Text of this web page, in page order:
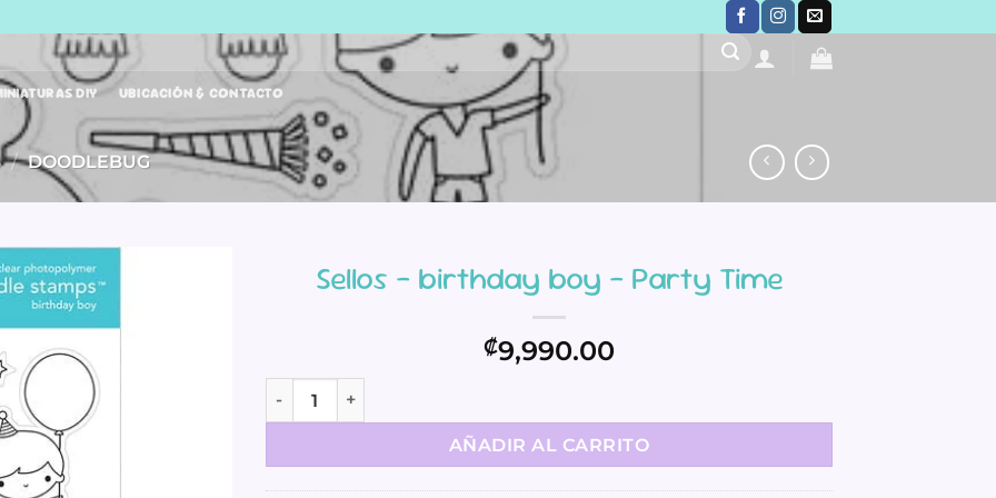
DIY UBICACIÓN & CONTACTO
/ DOODLEBUG
Sellos – birthday boy – Party Time
₡9,990.00
AÑADIR AL CARRITO